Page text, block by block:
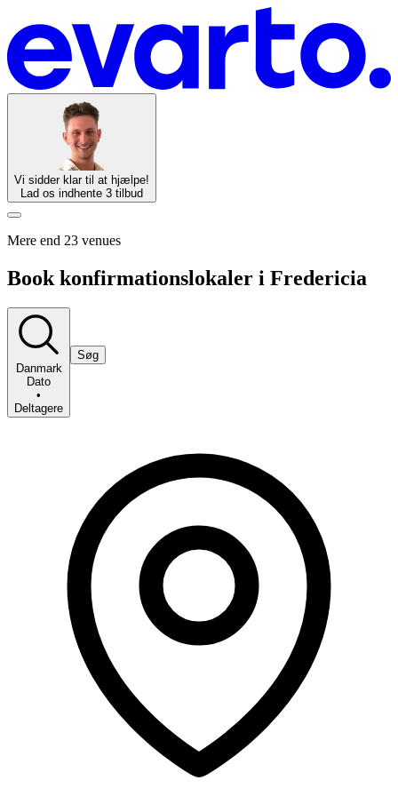
Vi sidder klar til at hjælpe!
Lad os indhente 3 tilbud
Mere end 23 venues
Book konfirmationslokaler i Fredericia
Danmark
Dato
•
Deltagere
Søg